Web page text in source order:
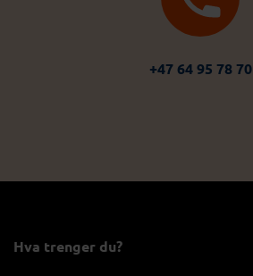
+47 64 95 78 70
Hva trenger du?